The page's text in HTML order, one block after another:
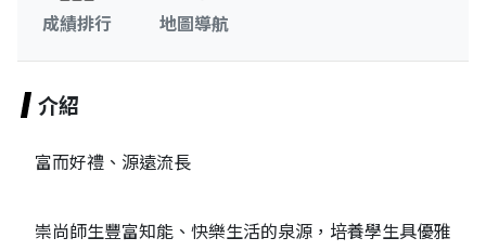
成績排行 地圖導航
介紹
富而好禮、源遠流長
崇尚師生豐富知能、快樂生活的泉源，培養學生具優雅